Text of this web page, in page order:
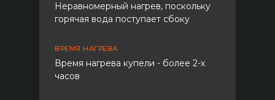
ВРЕМЯ НАГРЕВА
Неравномерный нагрев, поскольку
горячая вода поступает сбоку
Время нагрева купели - более 2-х
часов